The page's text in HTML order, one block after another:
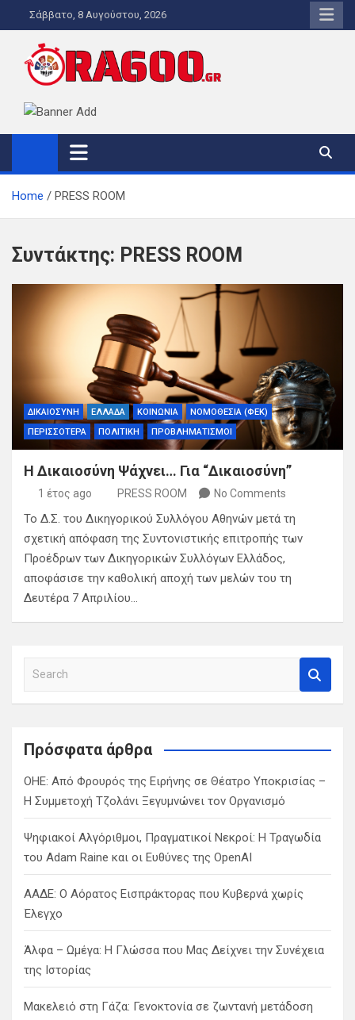
to
content
Σάββατο, 8 Αυγούστου, 2026
ORA600.GR
Η ΑΛΗΘΙΝΗ ΩΡΑ ΕΝΗΜΕΡΩΣΗΣ
Home PRESS ROOM
Συντάκτης: PRESS ROOM
ΔΙΚΑΙΟΣΥΝΗ ΕΛΛΑΔΑ ΚΟΙΝΩΝΙΑ
ΝΟΜΟΘΕΣΙΑ (ΦΕΚ)
ΠΕΡΙΣΣΟΤΕΡΑ
ΠΟΛΙΤΙΚΗ ΠΡΟΒΛΗΜΑΤΙΣΜΟΙ
Η Δικαιοσύνη Ψάχνει… Για “Δικαιοσύνη”
1 έτος ago PRESS ROOM No Comments
Το Δ.Σ. του Δικηγορικού Συλλόγου Αθηνών μετά τη
σχετική απόφαση της Συντονιστικής επιτροπής των
Προέδρων των Δικηγορικών Συλλόγων Ελλάδος,
αποφάσισε την καθολική αποχή των μελών του τη
Δευτέρα 7 Απριλίου…
a
c
Πρόσφατα άρθρα
ΟΗΕ: Από Φρουρός της Ειρήνης σε Θέατρο Υποκρισίας –
Η Συμμετοχή Τζολάνι Ξεγυμνώνει τον Οργανισμό
Ψηφιακοί Αλγόριθμοι, Πραγματικοί Νεκροί: Η Τραγωδία
του Adam Raine και οι Ευθύνες της OpenAI
ΑΑΔΕ: Ο Αόρατος Εισπράκτορας που Κυβερνά χωρίς
Έλεγχο
Άλφα – Ωμέγα: Η Γλώσσα που Μας Δείχνει την Συνέχεια
της Ιστορίας
Μακελειό στη Γάζα: Γενοκτονία σε ζωντανή μετάδοση